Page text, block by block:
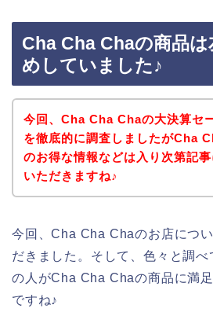
Cha Cha Chaの商品
めしていました♪
今回、Cha Cha Chaの大決算セ
を徹底的に調査しましたがCha
のお得な情報などは入り次第記
いただきますね♪
今回、Cha Cha Chaのお店につ
だきました。そして、色々と調べ
の人がCha Cha Chaの商品に満
ですね♪